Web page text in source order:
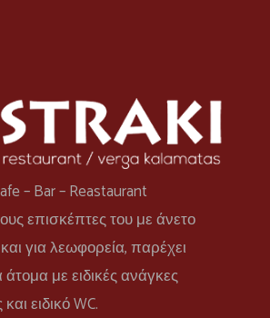
– Bar – Reastaurant
επισκέπτες του με άνετο
για λεωφορεία, παρέχει
με ειδικές ανάγκες
ειδικό WC.